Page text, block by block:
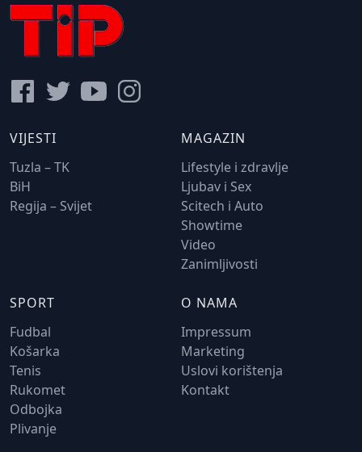
VIJESTI
Tuzla – TK
BiH
Regija – Svijet
MAGAZIN
Lifestyle i zdravlje
Ljubav i Sex
Scitech i Auto
Showtime
Video
Zanimljivosti
SPORT
Fudbal
Košarka
Tenis
Rukomet
Odbojka
Plivanje
O NAMA
Impressum
Marketing
Uslovi korištenja
Kontakt